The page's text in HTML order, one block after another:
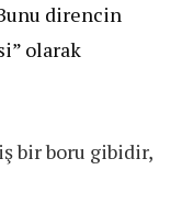
direncin
olarak
bir boru gibidir,